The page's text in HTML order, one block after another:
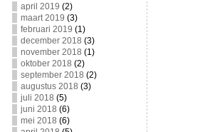
april 2019 (2)
maart 2019 (3)
februari 2019 (1)
december 2018 (3)
november 2018 (1)
oktober 2018 (2)
september 2018 (2)
augustus 2018 (3)
juli 2018 (5)
juni 2018 (6)
mei 2018 (6)